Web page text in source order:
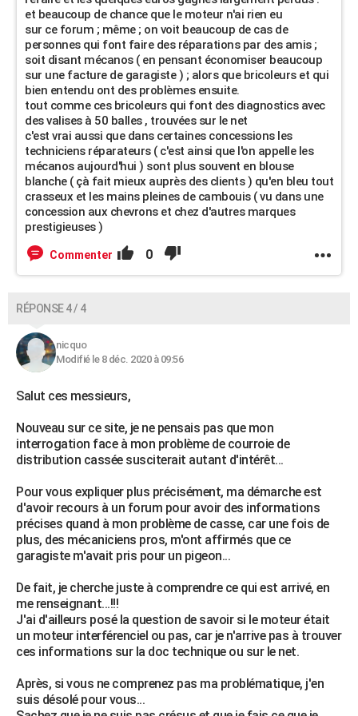
et beaucoup de chance que le moteur n'ai rien eu
sur ce forum ; même ; on voit beaucoup de cas de
personnes qui font faire des réparations par des amis ;
soit disant mécanos ( en pensant économiser beaucoup
sur une facture de garagiste ) ; alors que bricoleurs et qui
bien entendu ont des problèmes ensuite.
tout comme ces bricoleurs qui font des diagnostics avec
des valises à 50 balles , trouvées sur le net
c'est vrai aussi que dans certaines concessions les
techniciens réparateurs ( c'est ainsi que l'on appelle les
mécanos aujourd'hui ) sont plus souvent en blouse
blanche ( çà fait mieux auprès des clients ) qu'en bleu tout
crasseux et les mains pleines de cambouis ( vu dans une
concession aux chevrons et chez d'autres marques
prestigieuses )
Commenter 0
RÉPONSE 4 / 4
nicquo
Modifié le 8 déc. 2020 à 09:56
Salut ces messieurs,
Nouveau sur ce site, je ne pensais pas que mon
interrogation face à mon problème de courroie de
distribution cassée susciterait autant d'intérêt...
Pour vous expliquer plus précisément, ma démarche est
d'avoir recours à un forum pour avoir des informations
précises quand à mon problème de casse, car une fois de
plus, des mécaniciens pros, m'ont affirmés que ce
garagiste m'avait pris pour un pigeon...
De fait, je cherche juste à comprendre ce qui est arrivé, en
me renseignant...!!!
J'ai d'ailleurs posé la question de savoir si le moteur était
un moteur interférenciel ou pas, car je n'arrive pas à trouver
ces informations sur la doc technique ou sur le net.
Après, si vous ne comprenez pas ma problématique, j'en
suis désolé pour vous...